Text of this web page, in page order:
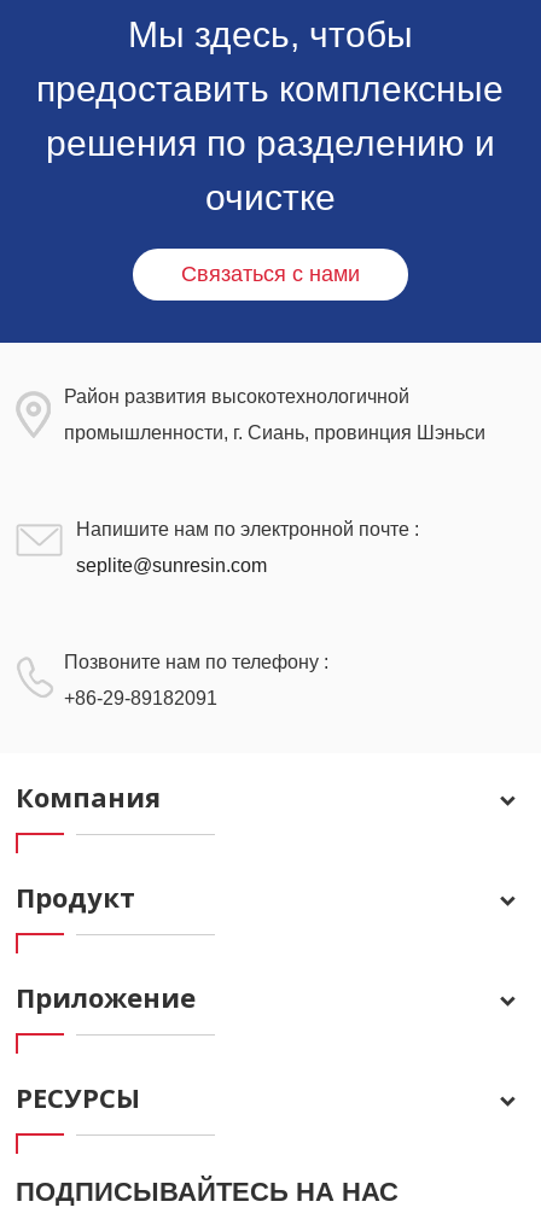
Мы здесь, чтобы
предоставить комплексные
решения по разделению и
очистке
Связаться с нами
Район развития высокотехнологичной
промышленности, г. Сиань, провинция Шэньси
Напишите нам по электронной почте :
seplite@sunresin.com
Позвоните нам по телефону :
+86-29-89182091
Компания
Продукт
Приложение
РЕСУРСЫ
ПОДПИСЫВАЙТЕСЬ НА НАС